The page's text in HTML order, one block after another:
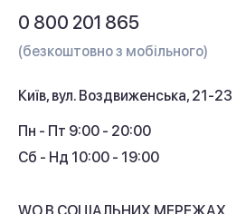
Кешбек
0 800 201 865
(безкоштовно з мобільного)
Київ, вул. Воздвиженська, 21-23
Пн - Пт 9:00 - 20:00
Сб - Нд 10:00 - 19:00